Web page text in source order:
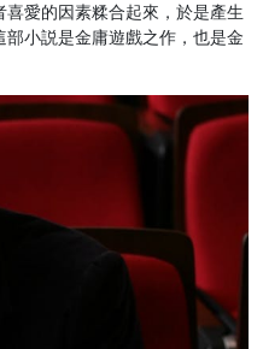
愛的因素糅合起來，於是產生
小説是金庸遊戲之作，也是金